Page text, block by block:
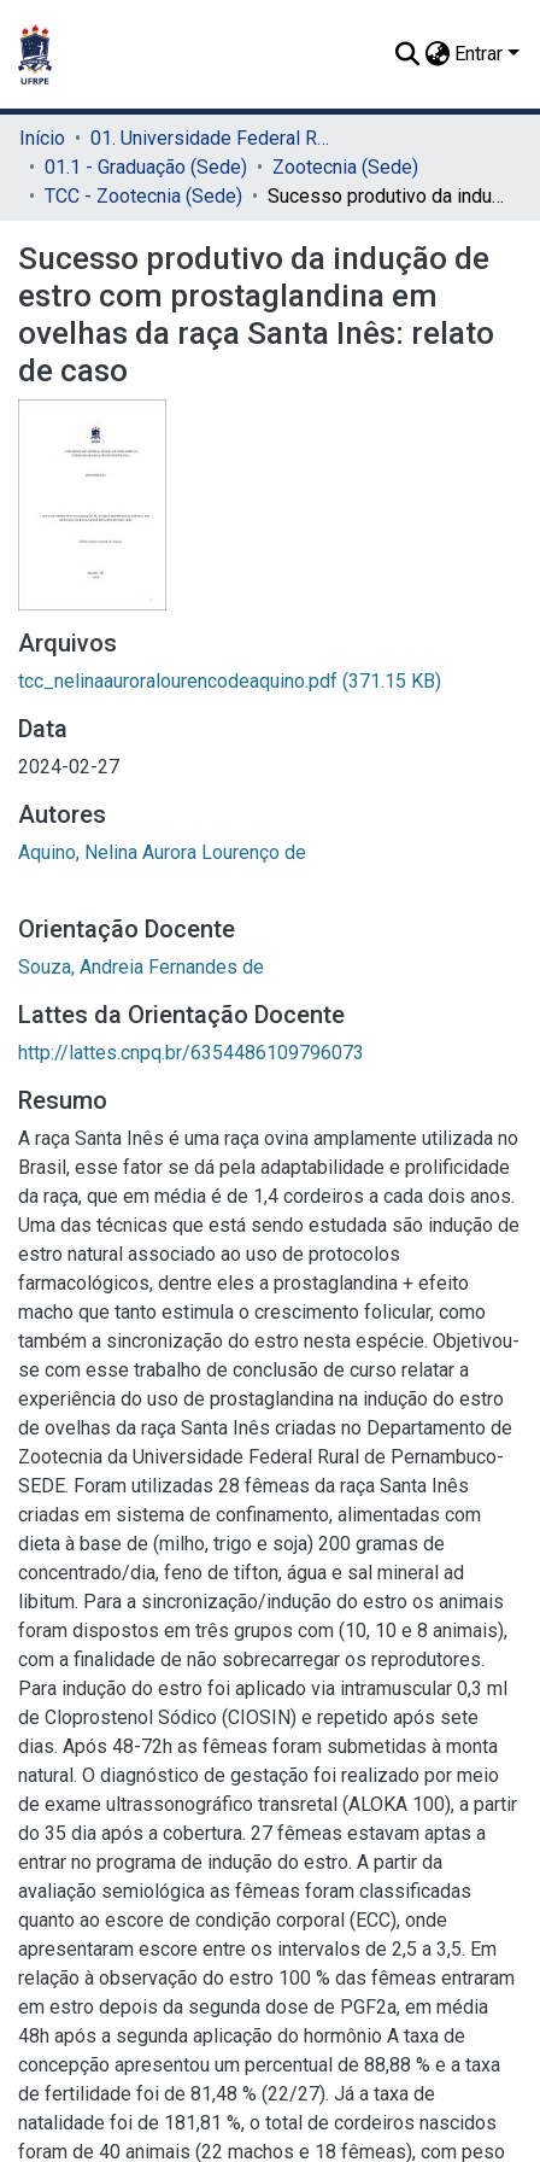
Entrar
Início
01. Universidade Federal Rural de Pernambuco - UFRPE (Sede)
01.1 - Graduação (Sede)
Zootecnia (Sede)
TCC - Zootecnia (Sede)
Sucesso produtivo da indução de estro com prostaglandina em ovelhas da raça Santa Inês: relato de caso
Sucesso produtivo da indução de
estro com prostaglandina em
ovelhas da raça Santa Inês: relato
de caso
Arquivos
tcc_nelinaauroralourencodeaquino.pdf (371.15 KB)
Data
2024-02-27
Autores
Aquino, Nelina Aurora Lourenço de
Orientação Docente
Souza, Andreia Fernandes de
Lattes da Orientação Docente
http://lattes.cnpq.br/6354486109796073
Resumo
A raça Santa Inês é uma raça ovina amplamente utilizada no
Brasil, esse fator se dá pela adaptabilidade e prolificidade
da raça, que em média é de 1,4 cordeiros a cada dois anos.
Uma das técnicas que está sendo estudada são indução de
estro natural associado ao uso de protocolos
farmacológicos, dentre eles a prostaglandina + efeito
macho que tanto estimula o crescimento folicular, como
também a sincronização do estro nesta espécie. Objetivou-
se com esse trabalho de conclusão de curso relatar a
experiência do uso de prostaglandina na indução do estro
de ovelhas da raça Santa Inês criadas no Departamento de
Zootecnia da Universidade Federal Rural de Pernambuco-
SEDE. Foram utilizadas 28 fêmeas da raça Santa Inês
criadas em sistema de confinamento, alimentadas com
dieta à base de (milho, trigo e soja) 200 gramas de
concentrado/dia, feno de tifton, água e sal mineral ad
libitum. Para a sincronização/indução do estro os animais
foram dispostos em três grupos com (10, 10 e 8 animais),
com a finalidade de não sobrecarregar os reprodutores.
Para indução do estro foi aplicado via intramuscular 0,3 ml
de Cloprostenol Sódico (CIOSIN) e repetido após sete
dias. Após 48-72h as fêmeas foram submetidas à monta
natural. O diagnóstico de gestação foi realizado por meio
de exame ultrassonográfico transretal (ALOKA 100), a partir
do 35 dia após a cobertura. 27 fêmeas estavam aptas a
entrar no programa de indução do estro. A partir da
avaliação semiológica as fêmeas foram classificadas
quanto ao escore de condição corporal (ECC), onde
apresentaram escore entre os intervalos de 2,5 a 3,5. Em
relação à observação do estro 100 % das fêmeas entraram
em estro depois da segunda dose de PGF2a, em média
48h após a segunda aplicação do hormônio A taxa de
concepção apresentou um percentual de 88,88 % e a taxa
de fertilidade foi de 81,48 % (22/27). Já a taxa de
natalidade foi de 181,81 %, o total de cordeiros nascidos
foram de 40 animais (22 machos e 18 fêmeas), com peso